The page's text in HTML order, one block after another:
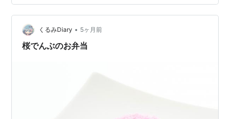
う。 ・すき焼き風煮物のように甘みを付けたい時は、 白
だしで煮て、最後に麺つゆで調整する。 つまり白だしが
ベースで、 甘みの調整に麺つゆという使い方をしてい
る。 このあたりのいきさ…
くるみDiary • 5ヶ月前
桜でんぶのお弁当